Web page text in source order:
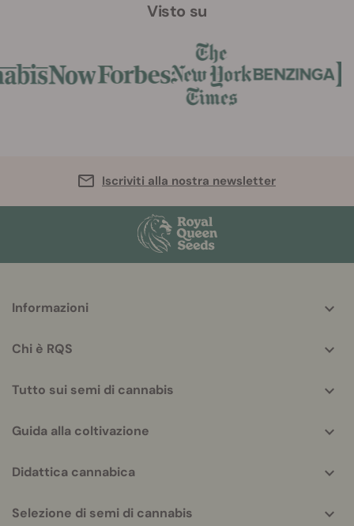
Visto su
Iscriviti alla nostra newsletter
helpful
Informazioni
Chi è RQS
Tutto sui semi di cannabis
Guida alla coltivazione
Didattica cannabica
Selezione di semi di cannabis